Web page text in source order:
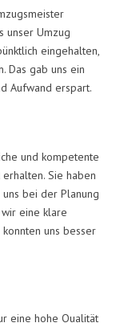
unser Umzug
eingehalten,
Das gab uns ein
Aufwand erspart.
und kompetente
Sie haben
bei der Planung
eine klare
uns besser
eine hohe Qualität